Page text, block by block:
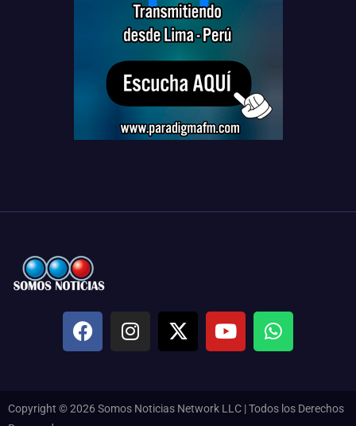
Copyright © 2026 Somos Noticias Network LLC | Todos los Derechos